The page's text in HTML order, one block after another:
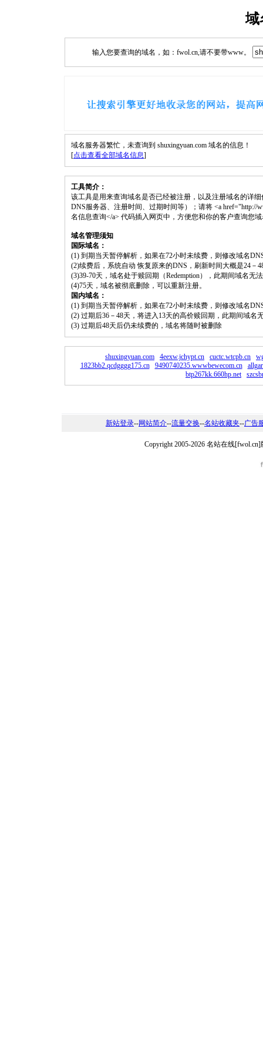
域
输入您要查询的域名，如：fwol.cn,请不要带www。
域名服务器繁忙，未查询到 shuxingyuan.com 域名的信息！
[点击查看全部域名信息]
工具简介：
该工具是用来查询域名是否已经被注册，以及注册域名的详
DNS服务器、注册时间、过期时间等）；请将 <a href="http://
名信息查询</a> 代码插入网页中，方便您和你的客户查询您
域名管理须知
国际域名：
(1) 到期当天暂停解析，如果在72小时未续费，则修改域名
(2)续费后，系统自动 恢复原来的DNS，刷新时间大概是24－
(3)39-70天，域名处于赎回期（Redemption），此期间域名无
(4)75天，域名被彻底删除，可以重新注册。
国内域名：
(1) 到期当天暂停解析，如果在72小时未续费，则修改域名
(2) 过期后36－48天，将进入13天的高价赎回期，此期间域名
(3) 过期后48天后仍未续费的，域名将随时被删除
shuxingyuan.com 4eexw.jchypt.cn cuctc.wtcpb.cn
1823bb2.qcdgggg175.cn
9490740235.wwwbewecom.cn
btp267kk.660hp.net
新站登录--网站简介--流量交换--名站收藏夹--广告
Copyright 2005-2026 名站在线